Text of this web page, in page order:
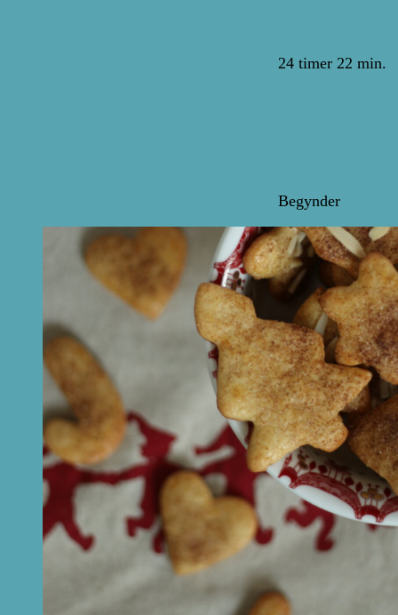
24 timer 22 min.
Begynder